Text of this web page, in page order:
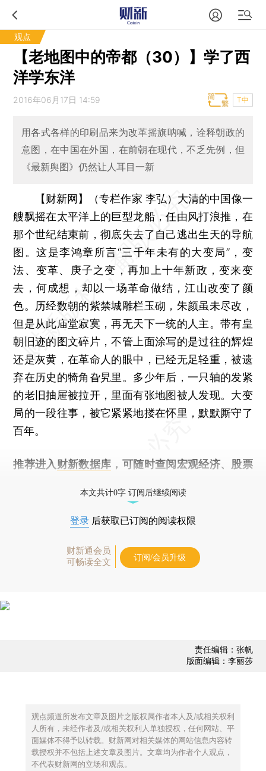
观点
【老地图中的帝都（30）】学了西
洋学东洋
2016年06月17日 14:59 T中
用各式各样的印刷品来为改革摇旗呐喊，诠释朝政的
意图，在中国在外国，在前朝在现代，不乏先例，但
《最新舆图》仍然让人耳目一新
【财新网】（专栏作家 李弘） 大清的中国像一
艘飘摇在太平洋上的巨型龙船，任由风打浪推，在
那个世纪结束前，彻底失去了自己逃出生天的导航
图。这是李鸿章所言“三千年未有的大变局”，变
法、变革、庚子之变，再加上十年新政，变来变
去，何成想，却以一场革命做结，江山改变了颜
色。历经数朝的紫禁城雕栏玉砌，朱颜虽未尽改，
但是从此庙堂寂寞，再无天下一统的人主。带有皇
朝旧迹的图文碎片，不管上面涂写的是过往的辉煌
还是灰黄，在革命人的眼中，已经无足轻重，被遗
弃在历史的犄角旮旯里。多少年后，一只轴的发紧
的老旧抽屉被拉开，里面有张地图被人发现。大变
局的一段往事，被它紧紧地搂在怀里，默默厮守了
百年。
推荐进入 财新数据库 ，可随时查阅宏观经济、股票
本文共计0字 订阅后继续阅读
登录 后获取已订阅的阅读权限
财新通会员
可畅读全文
订阅/会员升级
责任编辑：张帆
版面编辑：李丽莎
观点频道所发布文章及图片之版权属作者本人及/或相关权利
人所有，未经作者及/或相关权利人单独授权，任何网站、平
面媒体不得予以转载。财新网对相关媒体的网站信息内容转
载授权并不包括上述文章及图片。文章均为作者个人观点，
不代表财新网的立场和观点。